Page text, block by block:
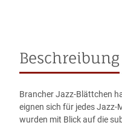
Beschreibung
Brancher Jazz-Blättchen
eignen sich für jedes
wurden mit Blick auf die